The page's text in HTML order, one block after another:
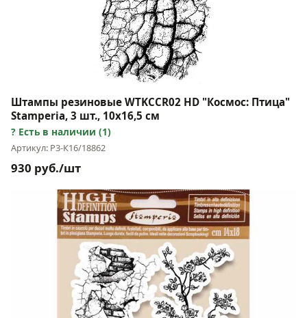
Штампы резиновые WTKCCR02 HD "Космос: Птица"
Stamperia, 3 шт., 10х16,5 см
Есть в наличии (1)
Артикул: Р3-К16/18862
930 руб./шт